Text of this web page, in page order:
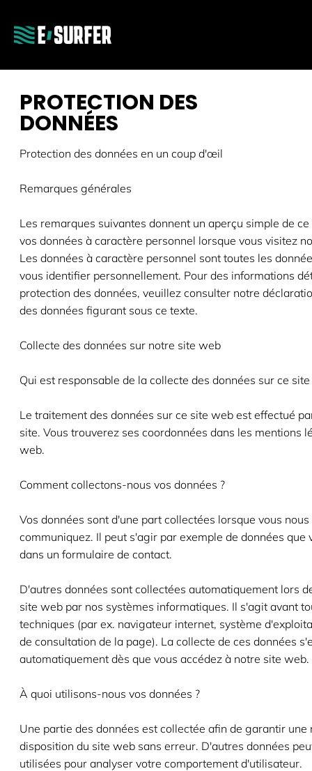
PROTECTION DES
DONNÉES
Protection des données en un coup d'œil
Remarques générales
Les remarques suivantes donnent un aperçu simple de
vos données à caractère personnel lorsque vous visitez
Les données à caractère personnel sont toutes les
vous identifier personnellement. Pour des informations
protection des données, veuillez consulter notre
des données figurant sous ce texte.
Collecte des données sur notre site web
Qui est responsable de la collecte des données sur ce
Le traitement des données sur ce site web est effectué
site. Vous trouverez ses coordonnées dans les mentions
web.
Comment collectons-nous vos données ?
Vos données sont d'une part collectées lorsque vous nous
communiquez. Il peut s'agir par exemple de données que
dans un formulaire de contact.
D'autres données sont collectées automatiquement lors
site web par nos systèmes informatiques. Il s'agit avant
techniques (par ex. navigateur internet, système
de consultation de la page). La collecte de ces données
automatiquement dès que vous accédez à notre site web.
À quoi utilisons-nous vos données ?
Une partie des données est collectée afin de garantir une
disposition du site web sans erreur. D'autres données
utilisées pour analyser votre comportement d'utilisateur.